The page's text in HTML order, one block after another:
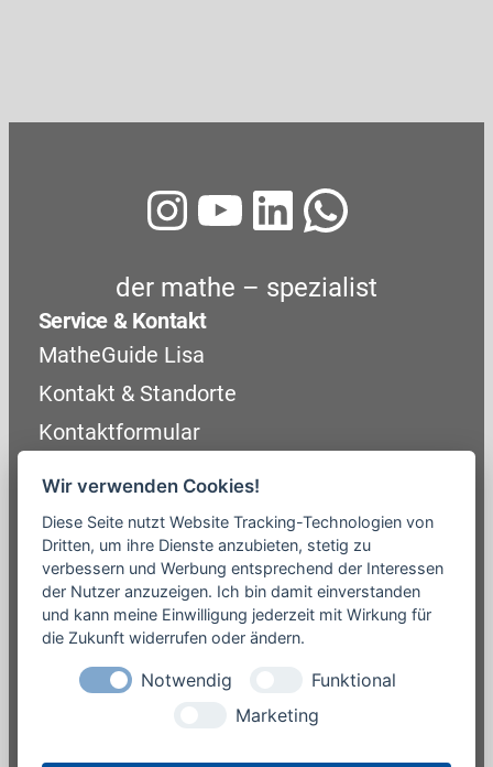
Instagram
YouTube
LinkedIn
der mathe – spezialist
Service & Kontakt
MatheGuide Lisa
Kontakt & Standorte
Kontaktformular
Über uns
Mathe-Trainer werden
Wissensvorsprung (Blog)
Presse / Medien
Rechtliches
Impressum
Datenschutzerklärung
Wir verwenden Cookies!
Diese Seite nutzt Website Tracking-Technologien von
Dritten, um ihre Dienste anzubieten, stetig zu
verbessern und Werbung entsprechend der Interessen
der Nutzer anzuzeigen. Ich bin damit einverstanden
und kann meine Einwilligung jederzeit mit Wirkung für
die Zukunft widerrufen oder ändern.
Notwendig
Funktional
Marketing